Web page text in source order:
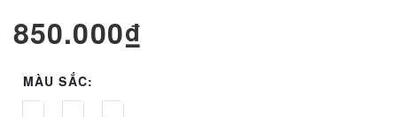
850.000₫
MÀU SẮC: